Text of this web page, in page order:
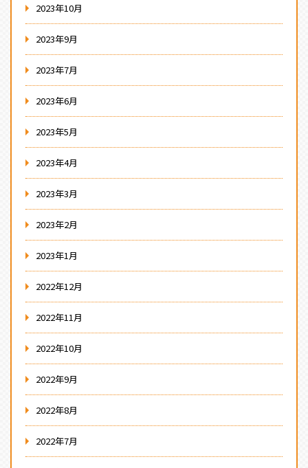
2023年10月
2023年9月
2023年7月
2023年6月
2023年5月
2023年4月
2023年3月
2023年2月
2023年1月
2022年12月
2022年11月
2022年10月
2022年9月
2022年8月
2022年7月